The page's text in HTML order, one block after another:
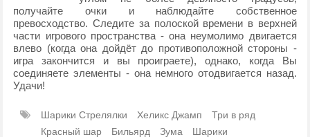
получайте очки и наблюдайте собственное
превосходство. Следите за полоской времени в верхней
части игрового пространства - она неумолимо двигается
влево (когда она дойдёт до противоположной стороны -
игра закончится и вы проиграете), однако, когда Вы
соединяете элементы - она немного отодвигается назад.
Удачи!
Шарики Стрелялки Хеликс Джамп
Три в ряд
Красный шар
Бильярд Зума Шарики